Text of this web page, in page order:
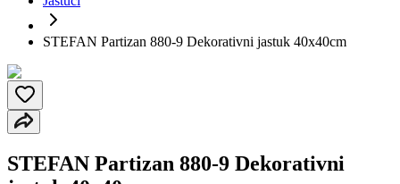
STEFAN Partizan 880-9 Dekorativni jastuk 40x40cm
STEFAN Partizan 880-9 Dekorativni